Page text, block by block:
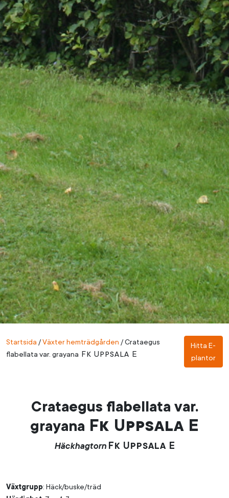
Startsida /Växter hemträdgården /Crataegus
flabellata var. grayana Fk Uppsala E
Hitta E-
plantor
Crataegus flabellata var.
grayana Fk Uppsala E
Häckhagtorn Fk Uppsala E
Växtgrupp: Häck/buske/träd